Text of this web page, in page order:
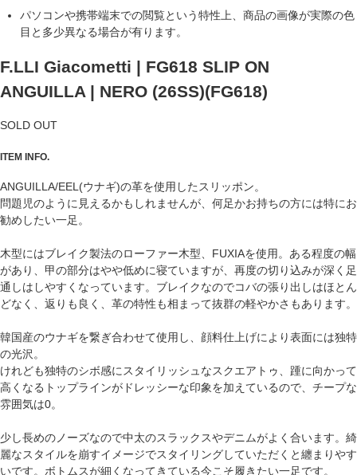
パソコンや携帯端末での閲覧という特性上、商品の画像が実際の色
目と多少異なる場合が有ります。
F.LLI Giacometti | FG618 SLIP ON
ANGUILLA | NERO (26SS)(FG618)
SOLD OUT
ITEM INFO.
ANGUILLA/EEL(ウナギ)の革を使用したスリッポン。
問題児のように見えるかもしれませんが、何足かお持ちの方には特にお
勧めしたい一足。
木型にはブレイク製法のローファー木型、FUXIAを使用。ある程度の幅
があり、甲の部分はやや低めに寝ていますが、再度の切り込みが深く足
通しはしやすくなっています。ブレイクなのでコバの張り出しはほとん
どなく、返りも良く、革の特性も相まって抜群の軽やかさもあります。
韓国産のウナギを繋ぎ合わせて使用し、顔料仕上げにより表面には独特
の光沢。
けれども独特のシボ感にスタイリッシュなスクエアトゥ、踵に向かって
高くなるトップラインがドレッシーな印象を加えているので、チープな
雰囲気は0。
少し長めのノーズなので中太のスラックスやデニムがよく合います。綺
麗なスタイルを崩すイメージでスタイリングしていただくと纏まりやす
いです。ボトムスが細くなってきている今こそ履きたい一足です。